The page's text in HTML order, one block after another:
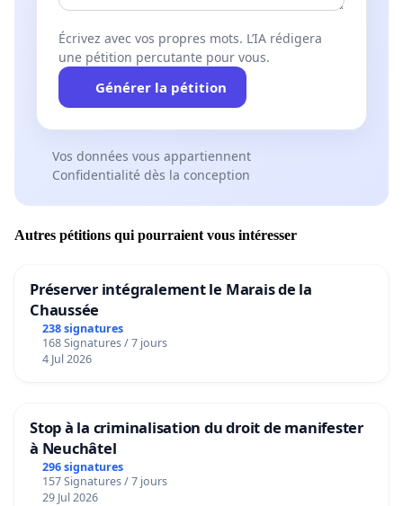
Écrivez avec vos propres mots. L’IA rédigera
une pétition percutante pour vous.
Générer la pétition
Vos données vous appartiennent
Confidentialité dès la conception
Autres pétitions qui pourraient vous intéresser
Préserver intégralement le Marais de la
Chaussée
238 signatures
168 Signatures / 7 jours
4 Jul 2026
Stop à la criminalisation du droit de manifester
à Neuchâtel
296 signatures
157 Signatures / 7 jours
29 Jul 2026